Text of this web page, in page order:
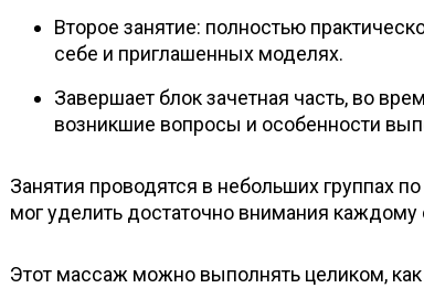
Второе занятие: полностью
себе и приглашенных моделях.
Завершает блок зачетная часть, во
возникшие вопросы и особенности
Занятия проводятся в небольших группах
мог уделить достаточно внимания
Этот массаж можно выполнять целиком,